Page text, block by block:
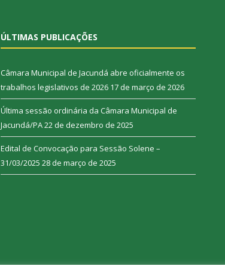
ÚLTIMAS PUBLICAÇÕES
Câmara Municipal de Jacundá abre oficialmente os
trabalhos legislativos de 2026 17 de março de 2026
Última sessão ordinária da Câmara Municipal de
Jacundá/PA22 de dezembro de 2025
Edital de Convocação para Sessão Solene –
31/03/2025 28 de março de 2025